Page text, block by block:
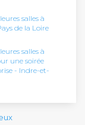
salles à
de la Loire
salles à
une soirée
- Indre-et-